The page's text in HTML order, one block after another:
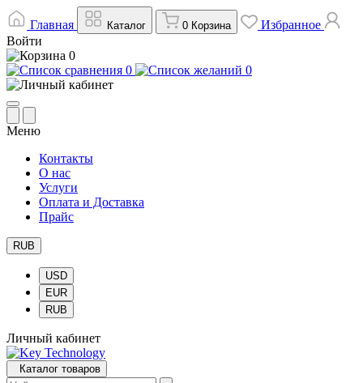
Главная Каталог 0 Корзина
Избранное
Войти
0
0
0
Меню
Контакты
О нас
Услуги
Оплата и Доставка
Прайс
RUB
USD
EUR
RUB
Личный кабинет
Каталог товаров